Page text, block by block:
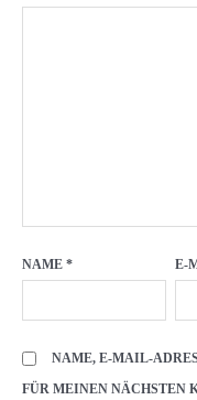
NAME * E-
NAME, E-MAIL-
FÜR MEINEN NÄCHSTEN